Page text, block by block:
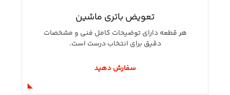
تعویض باتری ماشین
هر قطعه دارای توضیحات کامل فنی و مشخصات
دقیق برای انتخاب درست است.
سفارش دهید